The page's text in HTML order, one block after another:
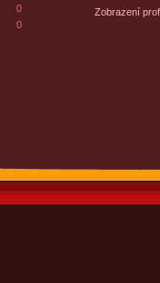
0
0
Zobrazení